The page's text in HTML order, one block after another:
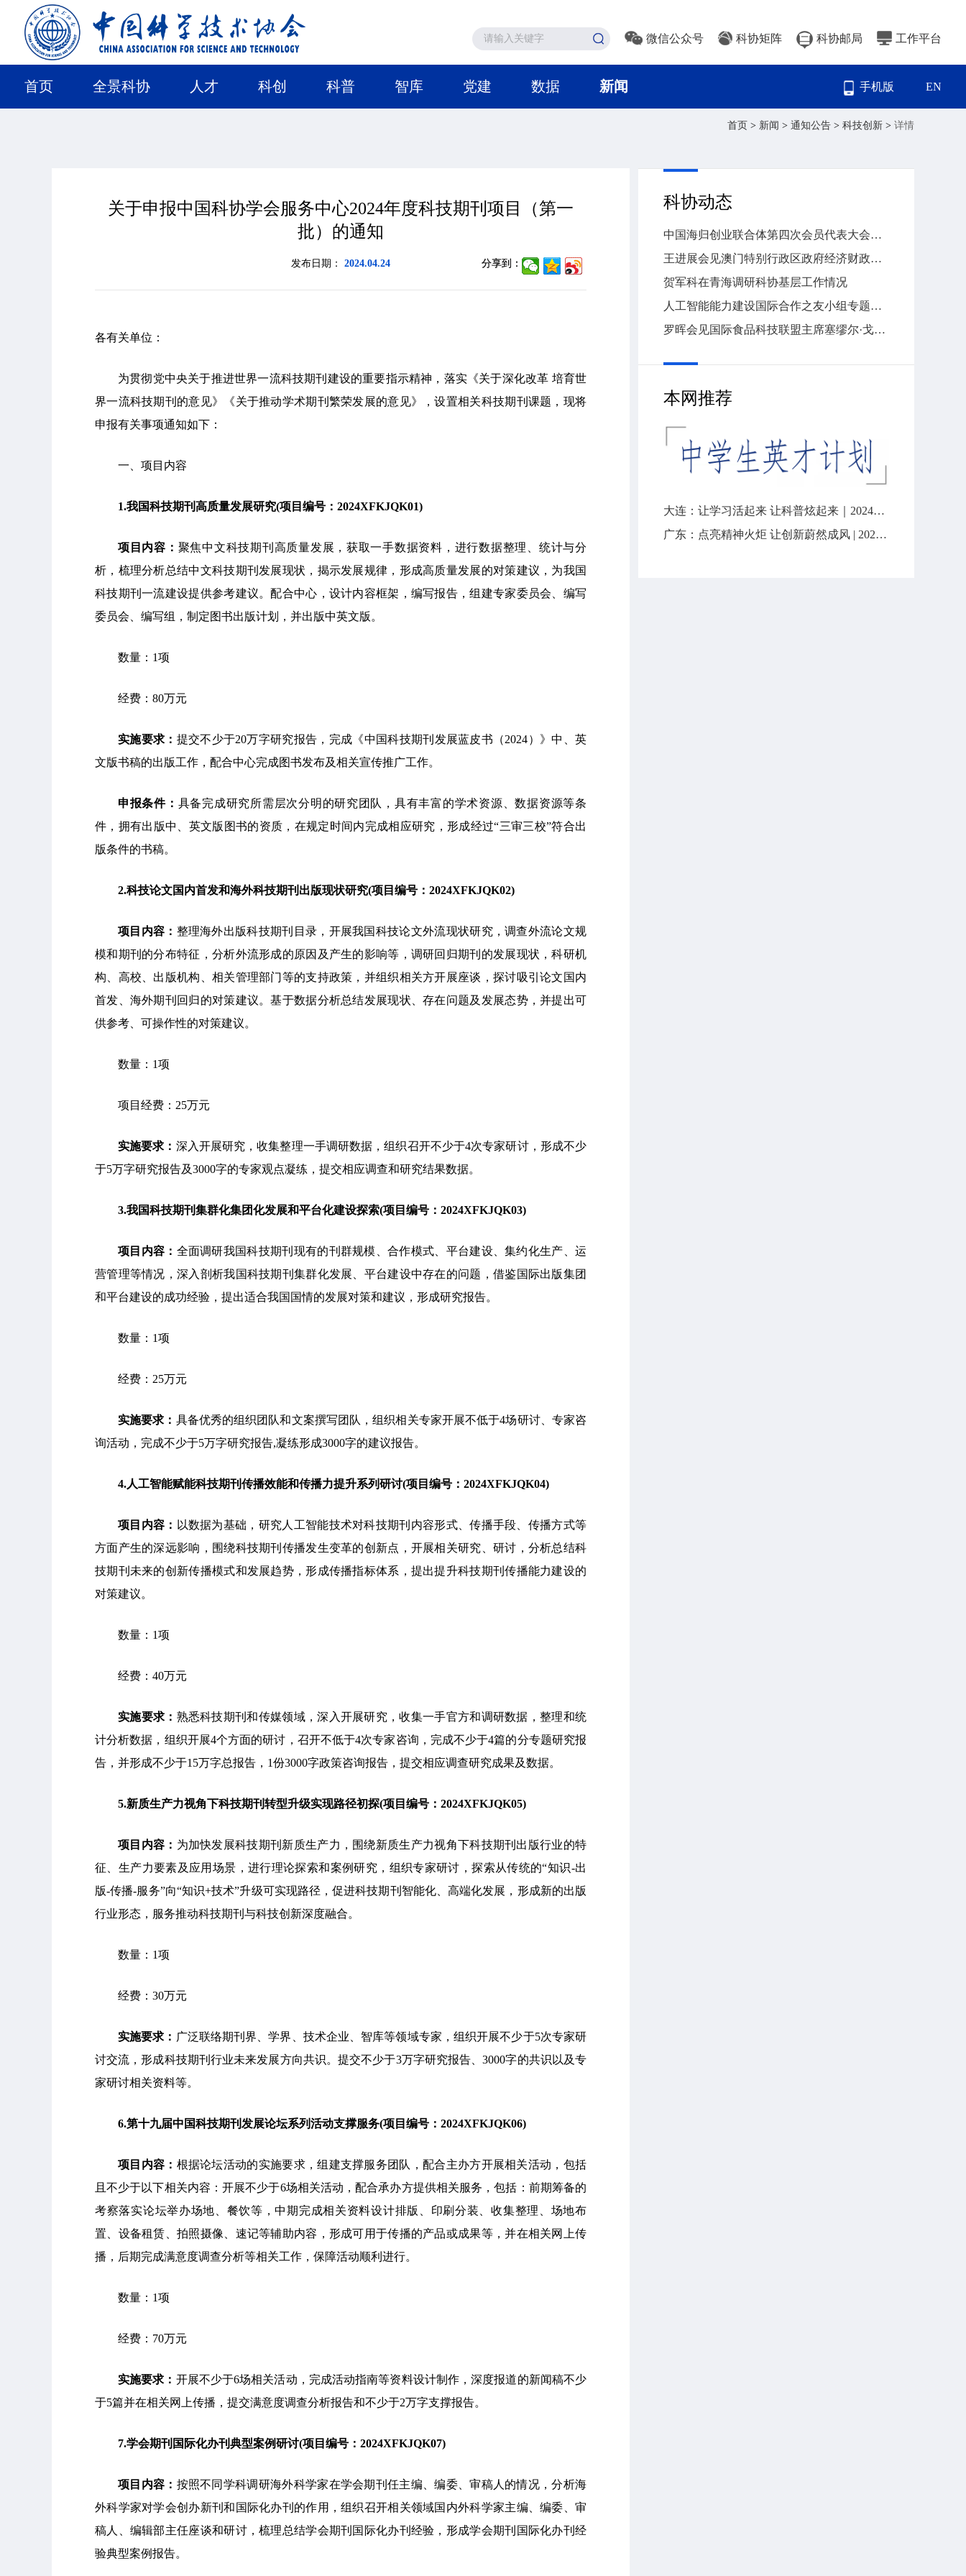
微信公众号 科协矩阵 科协邮局 工作平台
手机版 EN
首页 全景科协 人才 科创 科普 智库 党建 数据 新闻
首页 > 新闻 > 通知公告 > 科技创新 > 详情
关于申报中国科协学会服务中心2024年度科技期刊项目（第一
批）的通知
发布日期： 2024.04.24 分享到：
各有关单位：
为贯彻党中央关于推进世界一流科技期刊建设的重要指示精神，落实《关于深化改革 培育世
界一流科技期刊的意见》《关于推动学术期刊繁荣发展的意见》，设置相关科技期刊课题，现将
申报有关事项通知如下：
一、项目内容
1.我国科技期刊高质量发展研究(项目编号： 2024XFKJQK01)
项目内容： 聚焦中文科技期刊高质量发展，获取一手数据资料，进行数据整理、统计与分
析，梳理分析总结中文科技期刊发展现状，揭示发展规律，形成高质量发展的对策建议，为我国
科技期刊一流建设提供参考建议。配合中心，设计内容框架，编写报告，组建专家委员会、编写
委员会、编写组，制定图书出版计划，并出版中英文版。
数量：1项
经费：80万元
实施要求： 提交不少于20万字研究报告，完成《中国科技期刊发展蓝皮书（2024）》中、英
文版书稿的出版工作，配合中心完成图书发布及相关宣传推广工作。
申报条件： 具备完成研究所需层次分明的研究团队，具有丰富的学术资源、数据资源等条
件，拥有出版中、英文版图书的资质，在规定时间内完成相应研究，形成经过“三审三校”符合出
版条件的书稿。
2.科技论文国内首发和海外科技期刊出版现状研究(项目编号：2024XFKJQK02)
项目内容： 整理海外出版科技期刊目录，开展我国科技论文外流现状研究，调查外流论文规
模和期刊的分布特征，分析外流形成的原因及产生的影响等，调研回归期刊的发展现状，科研机
构、高校、出版机构、相关管理部门等的支持政策，并组织相关方开展座谈，探讨吸引论文国内
首发、海外期刊回归的对策建议。基于数据分析总结发展现状、存在问题及发展态势，并提出可
供参考、可操作性的对策建议。
数量：1项
项目经费：25万元
实施要求： 深入开展研究，收集整理一手调研数据，组织召开不少于4次专家研讨，形成不少
于5万字研究报告及3000字的专家观点凝练，提交相应调查和研究结果数据。
3.我国科技期刊集群化集团化发展和平台化建设探索(项目编号：2024XFKJQK03)
项目内容： 全面调研我国科技期刊现有的刊群规模、合作模式、平台建设、集约化生产、运
营管理等情况，深入剖析我国科技期刊集群化发展、平台建设中存在的问题，借鉴国际出版集团
和平台建设的成功经验，提出适合我国国情的发展对策和建议，形成研究报告。
数量：1项
经费：25万元
实施要求： 具备优秀的组织团队和文案撰写团队，组织相关专家开展不低于4场研讨、专家咨
询活动，完成不少于5万字研究报告,凝练形成3000字的建议报告。
4.人工智能赋能科技期刊传播效能和传播力提升系列研讨(项目编号：2024XFKJQK04)
项目 内容 ： 以数据为基础，研究人工智能技术对科技期刊内容形式、传播手段、传播方式等
方面产生的深远影响，围绕科技期刊传播发生变革的创新点，开展相关研究、研讨，分析总结科
技期刊未来的创新传播模式和发展趋势，形成传播指标体系，提出提升科技期刊传播能力建设的
对策建议。
数量：1项
经费：40万元
实施要求： 熟悉科技期刊和传媒领域，深入开展研究，收集一手官方和调研数据，整理和统
计分析数据，组织开展4个方面的研讨，召开不低于4次专家咨询，完成不少于4篇的分专题研究报
告，并形成不少于15万字总报告，1份3000字政策咨询报告，提交相应调查研究成果及数据。
5.新质生产力视角下科技期刊转型升级实现路径初探(项目编号：2024XFKJQK05)
项目内容： 为加快发展科技期刊新质生产力，围绕新质生产力视角下科技期刊出版行业的特
征、生产力要素及应用场景，进行理论探索和案例研究，组织专家研讨，探索从传统的“知识-出
版-传播-服务”向“知识+技术”升级可实现路径，促进科技期刊智能化、高端化发展，形成新的出版
行业形态，服务推动科技期刊与科技创新深度融合。
数量：1项
经费：30万元
实施要求： 广泛联络期刊界、学界、技术企业、智库等领域专家，组织开展不少于5次专家研
讨交流，形成科技期刊行业未来发展方向共识。提交不少于3万字研究报告、3000字的共识以及专
家研讨相关资料等。
6.第十九届中国科技期刊发展论坛系列活动支撑服务(项目编号：2024XFKJQK06)
项目内容： 根据论坛活动的实施要求，组建支撑服务团队，配合主办方开展相关活动，包括
且不少于以下相关内容：开展不少于6场相关活动，配合承办方提供相关服务，包括：前期筹备的
考察落实论坛举办场地、餐饮等，中期完成相关资料设计排版、印刷分装、收集整理、场地布
置、设备租赁、拍照摄像、速记等辅助内容，形成可用于传播的产品或成果等，并在相关网上传
播，后期完成满意度调查分析等相关工作，保障活动顺利进行。
数量：1项
经费：70万元
实施要求： 开展不少于6场相关活动，完成活动指南等资料设计制作，深度报道的新闻稿不少
于5篇并在相关网上传播，提交满意度调查分析报告和不少于2万字支撑报告。
7.学会期刊国际化办刊典型案例研讨(项目编号：2024XFKJQK07)
项目内容： 按照不同学科调研海外科学家在学会期刊任主编、编委、审稿人的情况，分析海
外科学家对学会创办新刊和国际化办刊的作用，组织召开相关领域国内外科学家主编、编委、审
稿人、编辑部主任座谈和研讨，梳理总结学会期刊国际化办刊经验，形成学会期刊国际化办刊经
验典型案例报告。
科协动态
中国海归创业联合体第四次会员代表大会在北京举行
王进展会见澳门特别行政区政府经济财政司司长戴建业
贺军科在青海调研科协基层工作情况
人工智能能力建设国际合作之友小组专题会议在联合国成功举办
罗晖会见国际食品科技联盟主席塞缪尔·戈德弗瓦
本网推荐
大连：让学习活起来 让科普炫起来｜2024年“全国科技工作者日”
广东：点亮精神火炬 让创新蔚然成风 | 2024“全国科技工作者日”